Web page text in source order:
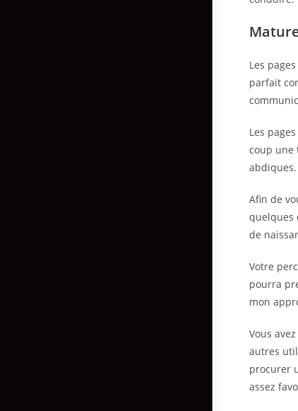
Les
parfait
Les
coup une
abdiques.
Afin de
quelques
de
Votre
pourra
mon
Vous
autres
procurer
assez